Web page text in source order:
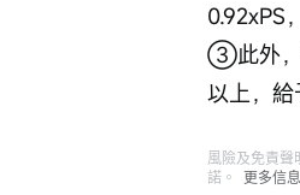
0.92xPS
③此外，
以上，給
風險及免責聲
諾。
更多信息